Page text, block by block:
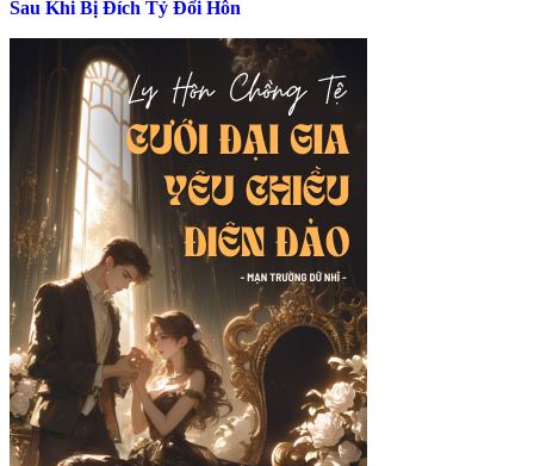
Sau Khi Bị Đích Tỷ Đổi Hôn